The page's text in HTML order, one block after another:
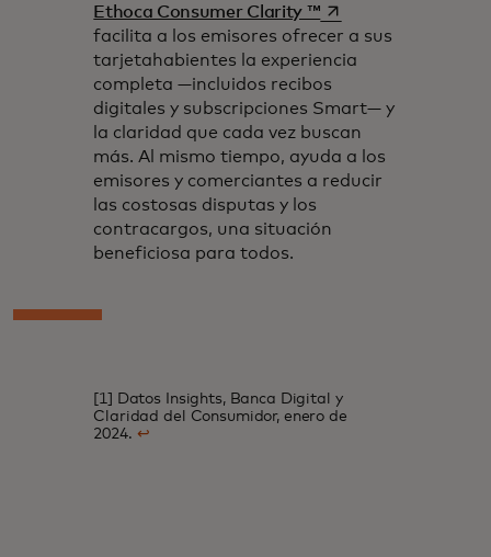
Ethoca Consumer Clarity ™se abre en una
facilita a los emisores ofrecer a sus
tarjetahabientes la experiencia
completa —incluidos recibos
digitales y subscripciones Smart— y
la claridad que cada vez buscan
más. Al mismo tiempo, ayuda a los
emisores y comerciantes a reducir
las costosas disputas y los
contracargos, una situación
beneficiosa para todos.
[1] Datos Insights, Banca Digital y
Claridad del Consumidor, enero de
2024. ↩